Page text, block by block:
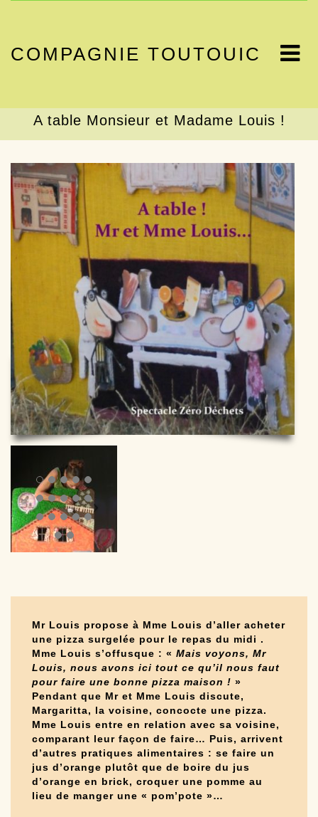
COMPAGNIE TOUTOUIC
Accueil
Tous nos spectacles
Ateliers d’éveil et formation
A propos
Calendrier
Presse
Contact
A table Monsieur et Madame Louis !
Mr Louis propose à Mme Louis d’aller acheter
une pizza surgelée pour le repas du midi .
Mme Louis s’offusque : « Mais voyons, Mr
Louis, nous avons ici tout ce qu’il nous faut
pour faire une bonne pizza maison ! »
Pendant que Mr et Mme Louis discute,
Margaritta, la voisine, concocte une pizza.
Mme Louis entre en relation avec sa voisine,
comparant leur façon de faire… Puis, arrivent
d’autres pratiques alimentaires : se faire un
jus d’orange plutôt que de boire du jus
d’orange en brick, croquer une pomme au
lieu de manger une « pom’pote »…